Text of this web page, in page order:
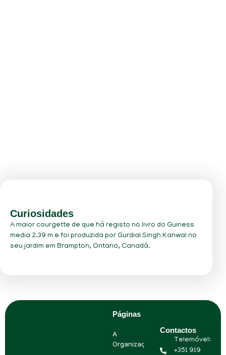
Curiosidades
A maior courgette de que há registo no livro do Guiness
media 2.39 m e foi produzida por Gurdial Singh Kanwal no
seu jardim em Brampton, Ontario, Canadá.
Páginas
A
Organização
Contactos
Telemóvel:
+351 919